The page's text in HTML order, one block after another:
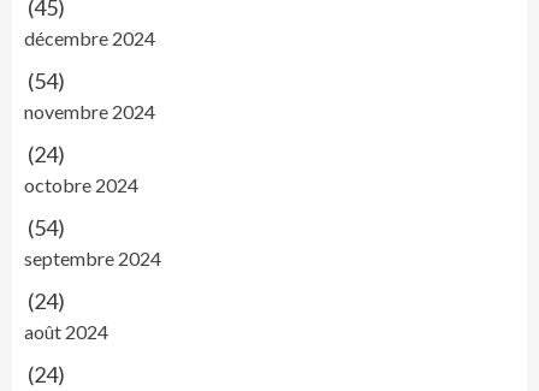
(45)
décembre 2024
(54)
novembre 2024
(24)
octobre 2024
(54)
septembre 2024
(24)
août 2024
(24)